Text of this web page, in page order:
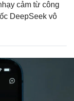
cảm từ công
DeepSeek vô